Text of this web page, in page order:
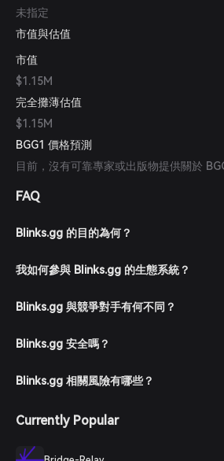
未指定
市值與估值
市值
$1.15M
完全攤薄估值
$1.15M
BGG1 價格預測
目前，沒有可靠專家或出版物提供關於
FAQ
Blinks.gg 的目的為何？
我如何參與 Blinks.gg 的生態系統？
Blinks.gg 與競爭對手有何不同？
Blinks.gg 安全嗎？
Blinks.gg 相關風險有哪些？
Currently Popular